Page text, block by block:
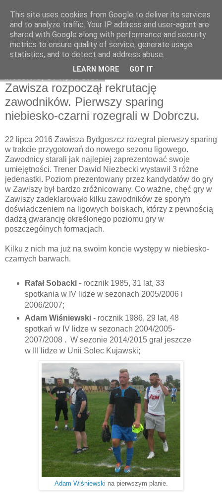
Zawisza1946.pl
Zawisza rozpoczął rekrutację
zawodników. Pierwszy sparing
niebiesko-czarni rozegrali w Dobrczu.
22 lipca 2016 Zawisza Bydgoszcz rozegrał pierwszy sparing
w trakcie przygotowań do nowego sezonu ligowego.
Zawodnicy starali jak najlepiej zaprezentować swoje
umiejętności. Trener Dawid Niezbecki wystawił 3 różne
jedenastki. Poziom prezentowany przez kandydatów do gry
w Zawiszy był bardzo zróżnicowany. Co ważne, chęć gry w
Zawiszy zadeklarowało kilku zawodników ze sporym
doświadczeniem na ligowych boiskach, którzy z pewnością
dadzą gwarancję określonego poziomu gry w
poszczególnych formacjach.
Kilku z nich ma już na swoim koncie występy w niebiesko-
czarnych barwach.
Rafał Sobacki- rocznik 1985, 31 lat, 33
spotkania w IV lidze w sezonach 2005/2006 i
2006/2007;
Adam Wiśniewski- rocznik 1986, 29 lat, 48
spotkań w IV lidze w sezonach 2004/2005-
2007/2008 . W sezonie 2014/2015 grał jeszcze
w III lidze w Unii Solec Kujawski;
Adam Wiśniewski na pierwszym planie.
This site uses cookies from Google to deliver its services
and to analyze traffic. Your IP address and user-agent are
shared with Google along with performance and security
metrics to ensure quality of service, generate usage
statistics, and to detect and address abuse.
LEARN MORE GOT IT